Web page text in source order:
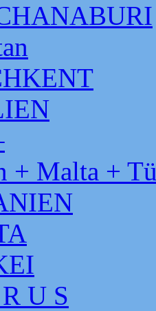
+ Malta +
U S